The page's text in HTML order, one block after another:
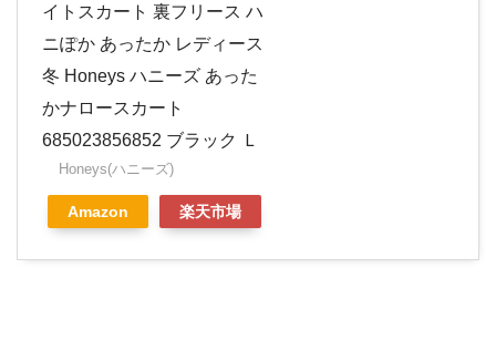
イトスカート 裏フリース ハ
ニぽか あったか レディース
冬 Honeys ハニーズ あった
かナロースカート
685023856852 ブラック Ｌ
Honeys(ハニーズ)
Amazon 楽天市場